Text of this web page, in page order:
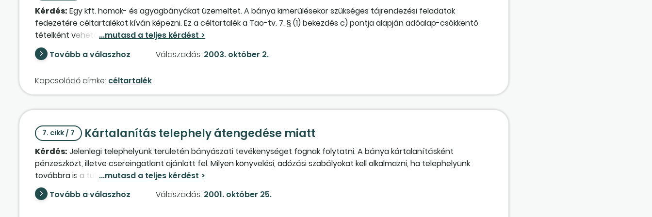
Kérdés: Egy kft. homok- és agyagbányákat üzemeltet. A bánya kimerülésekor szükséges tájrendezési feladatok
fedezetére céltartalékot kíván képezni. Ez a céltartalék a Tao-tv. 7. § (1) bekezdés c) pontja alapján adóalap-csökkentő
tételként vehető figyelembe. Kérdés, hogyan kell az adóalapot csökkentő tételt meghatározni, és mi lehet a mértéke?
Tovább a válaszhoz
Válaszadás: 2003. október 2.
Kapcsolódó címke: céltartalék
7. cikk / 7 Kártalanítás telephely átengedése miatt
Kérdés: Jelenlegi telephelyünk területén bányászati tevékenységet fognak folytatni. A bánya kártalanításként
pénzeszközt, illetve csereingatlant ajánlott fel. Milyen könyvelési, adózási szabályokat kell alkalmazni, ha telephelyünk
továbbra is a tulajdonunkban marad, illetve ha annak tulajdonjogát a kártalanítás fejében a bánya megszerzi?
Tovább a válaszhoz
Válaszadás: 2001. október 25.